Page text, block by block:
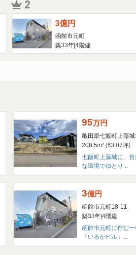
3億円
函館市元町
築33年 4階建
95万円
208.5m² (63.07坪)
七飯町上藤城に、
な環境でゆとり...
3億円
函館市元町18-11
築33年 4階建
函館市元町に佇む
「いるかビル」...